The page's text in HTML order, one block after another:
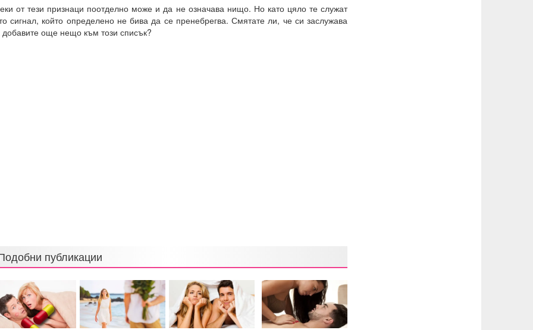
от тези признаци поотделно може и да не означава нищо. Но като цяло те служат
сигнал, който определено не бива да се пренебрегва.Смятате ли, че си заслужава
добавите още нещо към този списък?
публикации